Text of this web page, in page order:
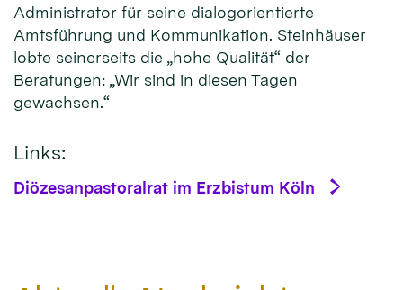
Administrator für seine dialogorientierte
Amtsführung und Kommunikation. Steinhäuser
lobte seinerseits die „hohe Qualität“ der
Beratungen: „Wir sind in diesen Tagen
gewachsen.“
Links:
Diözesanpastoralrat im Erzbistum Köln